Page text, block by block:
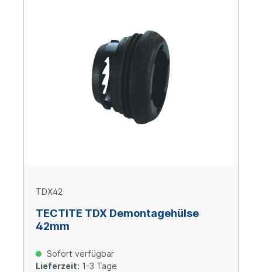
TDX42
TECTITE TDX Demontagehülse
42mm
Sofort verfügbar
Lieferzeit: 1-3 Tage